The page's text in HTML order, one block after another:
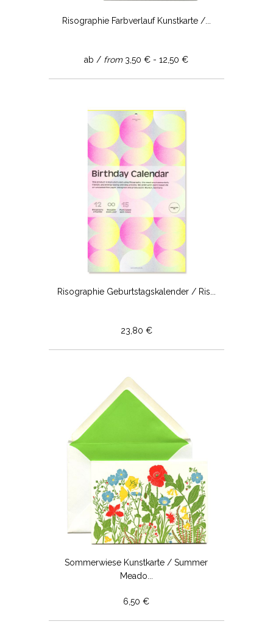
Risographie Farbverlauf Kunstkarte /...
ab / from3,50 € - 12,50 €
Risographie Geburtstagskalender / Ris...
23,80 €
Sommerwiese Kunstkarte / Summer
Meado...
6,50 €